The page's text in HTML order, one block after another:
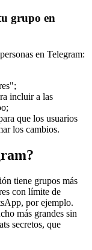
grupo en
en Telegram:
incluir a las
que los usuarios
los cambios.
tiene grupos más
con límite de
por ejemplo.
más grandes sin
secretos, que